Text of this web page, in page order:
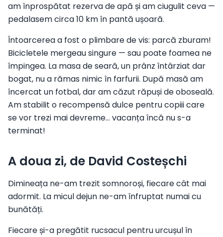
am înprospătat rezerva de apă și am ciugulit ceva —
pedalasem circa 10 km în pantă ușoară.
Întoarcerea a fost o plimbare de vis: parcă zburam!
Bicicletele mergeau singure — sau poate foamea ne
împingea. La masa de seară, un prânz întârziat dar
bogat, nu a rămas nimic în farfurii. După masă am
încercat un fotbal, dar am căzut răpuși de oboseală.
Am stabilit o recompensă dulce pentru copiii care
se vor trezi mai devreme… vacanța încă nu s-a
terminat!
A doua zi, de David Costeșchi
Dimineața ne-am trezit somnoroși, fiecare cât mai
adormit. La micul dejun ne-am înfruptat numai cu
bunătăți.
Fiecare și-a pregătit rucsacul pentru urcușul în